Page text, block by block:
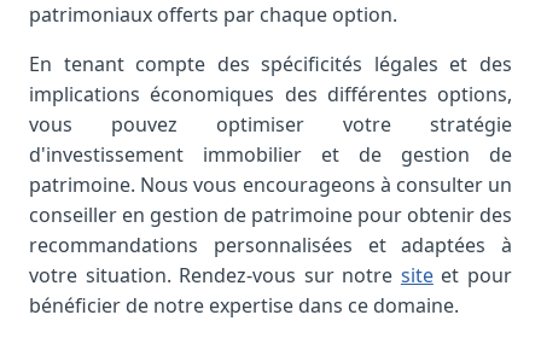
patrimoniaux offerts par chaque option.
En tenant compte des spécificités légales et des
implications économiques des différentes options,
vous pouvez optimiser votre stratégie
d'investissement immobilier et de gestion de
patrimoine. Nous vous encourageons à consulter un
conseiller en gestion de patrimoine pour obtenir des
recommandations personnalisées et adaptées à
votre situation. Rendez-vous sur notre siteet pour
bénéficier de notre expertise dans ce domaine.